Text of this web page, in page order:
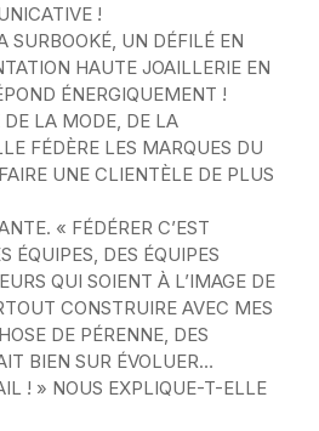
!
SURBOOKÉ, UN DÉFILÉ EN
HAUTE JOAILLERIE EN
ÉNERGIQUEMENT !
DE LA MODE, DE LA
FÉDÈRE LES MARQUES DU
UNE CLIENTÈLE DE PLUS
« FÉDÉRER C’EST
ÉQUIPES, DES ÉQUIPES
QUI SOIENT À L’IMAGE DE
CONSTRUIRE AVEC MES
DE PÉRENNE, DES
BIEN SUR ÉVOLUER…
! » NOUS EXPLIQUE-T-ELLE